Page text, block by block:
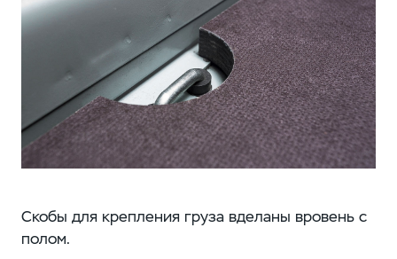
Скобы для крепления груза вделаны вровень с
полом.